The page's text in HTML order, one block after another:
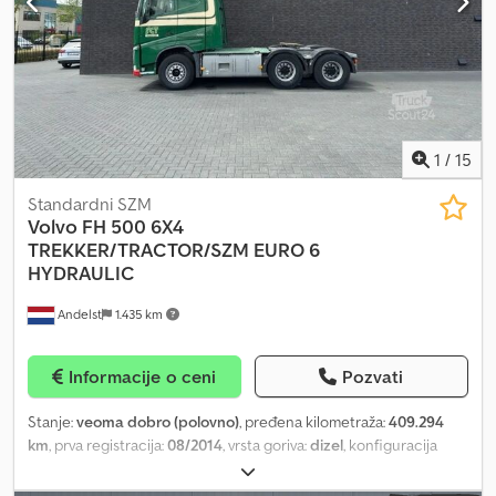
1 / 15
Andelst 1.435 km
Standardni SZM
Volvo FH 500 6X4
TREKKER/TRACTOR/SZM EURO 6
HYDRAULIC
Informacije o ceni Pozvati
Stanje:veoma dobro (polovno), pređena kilometraža:409.294
km, prva registracija:08/2014, vrsta goriva:dizel, konfiguracija
, međuosovinsko rastojanje:
kapacitet rezervoara za gorivo:600 l, kočnice:kočenje motorom,